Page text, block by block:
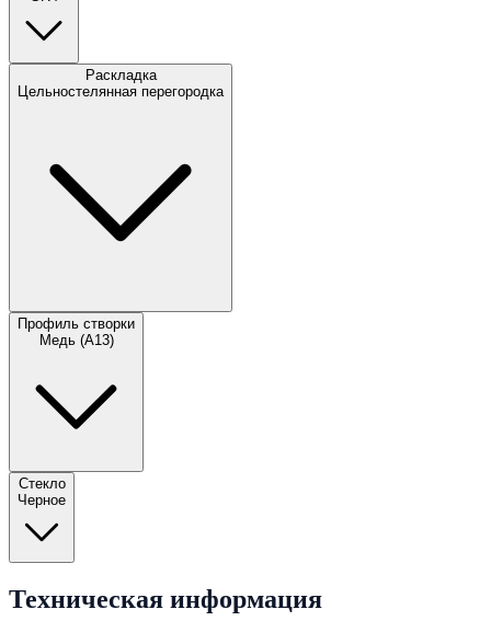
Раскладка
Цельностелянная перегородка
Профиль створки
Медь (А13)
Стекло
Черное
Техническая информация